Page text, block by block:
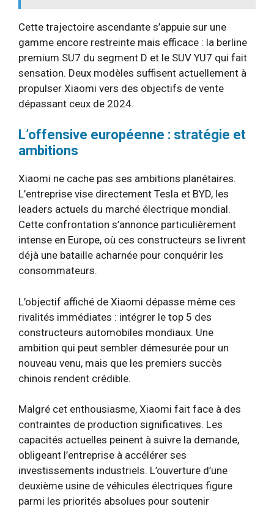
Cette trajectoire ascendante s’appuie sur une
gamme encore restreinte mais efficace : la berline
premium SU7 du segment D et le SUV YU7 qui fait
sensation. Deux modèles suffisent actuellement à
propulser Xiaomi vers des objectifs de vente
dépassant ceux de 2024.
L’offensive européenne : stratégie et
ambitions
Xiaomi ne cache pas ses ambitions planétaires.
L’entreprise vise directement Tesla et BYD, les
leaders actuels du marché électrique mondial.
Cette confrontation s’annonce particulièrement
intense en Europe, où ces constructeurs se livrent
déjà une bataille acharnée pour conquérir les
consommateurs.
L’objectif affiché de Xiaomi dépasse même ces
rivalités immédiates : intégrer le top 5 des
constructeurs automobiles mondiaux. Une
ambition qui peut sembler démesurée pour un
nouveau venu, mais que les premiers succès
chinois rendent crédible.
Malgré cet enthousiasme, Xiaomi fait face à des
contraintes de production significatives. Les
capacités actuelles peinent à suivre la demande,
obligeant l’entreprise à accélérer ses
investissements industriels. L’ouverture d’une
deuxième usine de véhicules électriques figure
parmi les priorités absolues pour soutenir